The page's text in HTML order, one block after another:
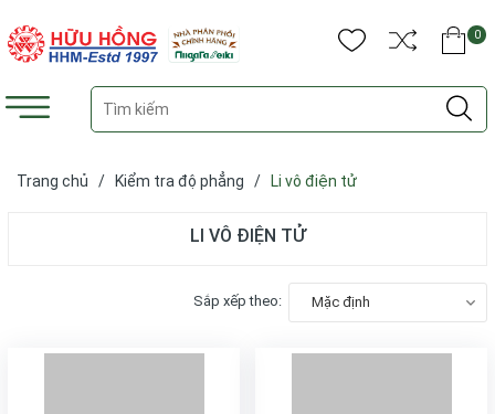
0
Trang chủ / Kiểm tra độ phẳng / Li vô điện tử
LI VÔ ĐIỆN TỬ
Sắp xếp theo: Mặc định